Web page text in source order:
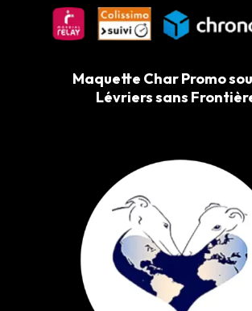
Maquette Char Promo
Lévriers sans